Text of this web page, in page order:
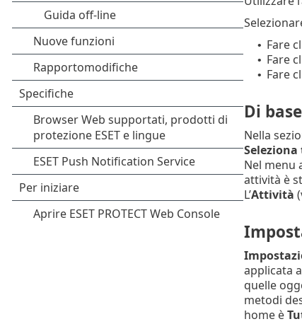
• Fare
• Fare
• Fare
Di base
Nella
Seleziona
Nel menu
attività è
L’Attività
applicata
quelle
metodi
home è